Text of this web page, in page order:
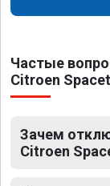
Частые
Citroen
Зачем
Citroen